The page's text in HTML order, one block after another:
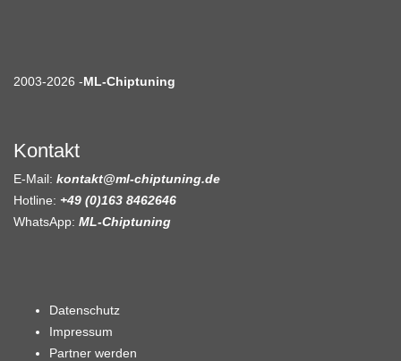
2003-2026 -ML-Chiptuning
Kontakt
E-Mail: kontakt@ml-chiptuning.de
Hotline: +49 (0)163 8462646
WhatsApp: ML-Chiptuning
Datenschutz
Impressum
Partner werden